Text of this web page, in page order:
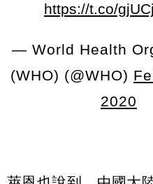
https://t.co/
— World Health
(WHO) (@WHO)
2020